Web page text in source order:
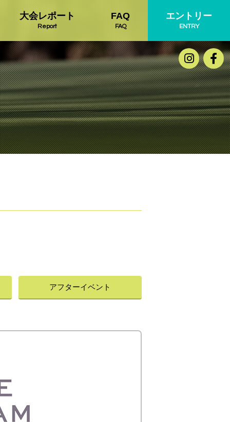
大会レポート
Report
FAQ
FAQ
エントリー
ENTRY
アフターイベント